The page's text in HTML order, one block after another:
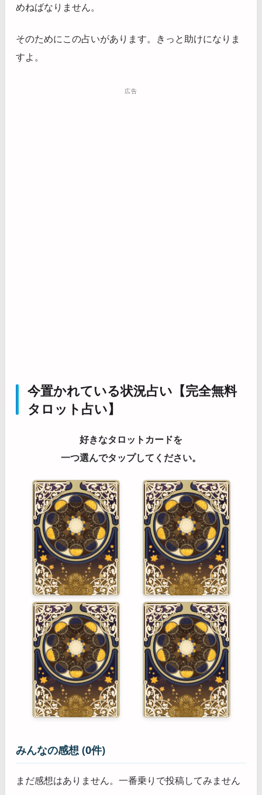
めねばなりません。
そのためにこの占いがあります。きっと助けになりま
すよ。
広告
今置かれている状況占い【完全無料
タロット占い】
好きなタロットカードを
一つ選んでタップしてください。
みんなの感想 (0件)
まだ感想はありません。一番乗りで投稿してみません